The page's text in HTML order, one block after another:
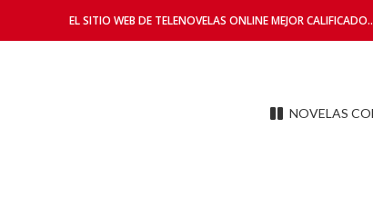
EL SITIO WEB DE TELENOVELAS ONLINE MEJOR CALIFICADO..
NOVELAS